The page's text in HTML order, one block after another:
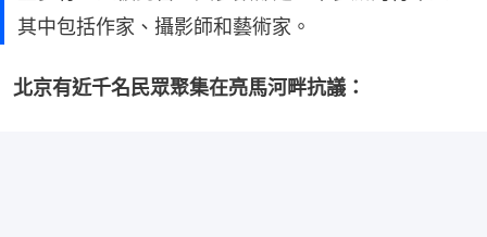
其中包括作家、攝影師和藝術家。
北京有近千名民眾聚集在亮馬河畔抗議：